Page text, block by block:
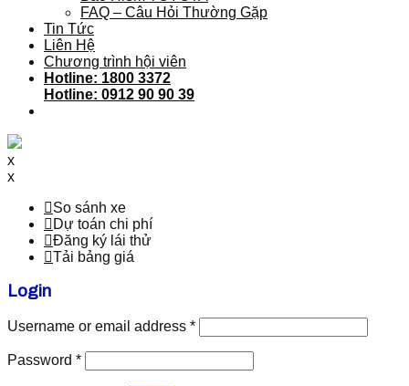
FAQ – Câu Hỏi Thường Gặp
Tin Tức
Liên Hệ
Chương trình hội viên
Hotline: 1800 3372
Hotline: 0912 90 90 39
x
x
So sánh xe
Dự toán chi phí
Đăng ký lái thử
Tải bảng giá
Login
Username or email address *
Password *